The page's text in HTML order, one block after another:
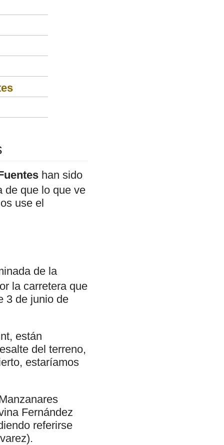
han sido
de que lo que ve
use el
de la
la carretera que
3 de junio de
están
del terreno,
estaríamos
Fernández
referirse